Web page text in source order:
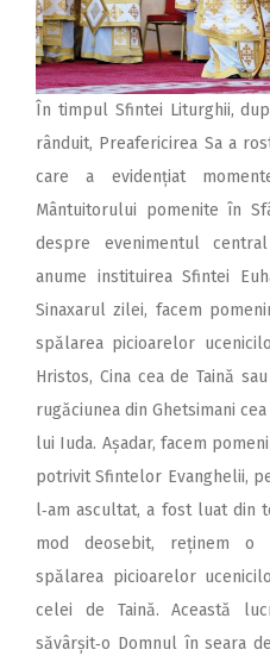
În timpul Sfintei Liturghii,
rânduit, Preafericirea Sa a
care a eviden­țiat
Mântuitorului pomenite în
despre evenimentul
anume instituirea Sfintei
Sinaxarul zilei, facem
spălarea picioarelor
Hristos, Cina cea de Taină
rugăciunea din Ghetsimani
lui Iuda. Așadar, facem
potrivit Sfintelor Evanghelii,
l‑am ascultat, a fost luat din
mod deosebit, reținem o
spălarea picioarelor
celei de Taină. Această
săvârșit‑o Domnul în seara